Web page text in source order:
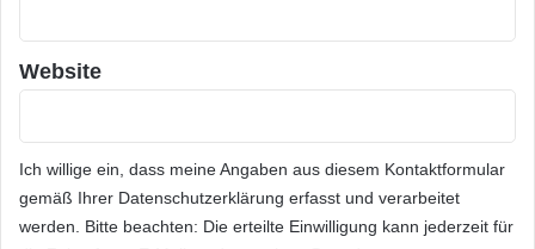
Website
Ich willige ein, dass meine Angaben aus diesem Kontaktformular
gemäß Ihrer Datenschutzerklärung erfasst und verarbeitet
werden. Bitte beachten: Die erteilte Einwilligung kann jederzeit für